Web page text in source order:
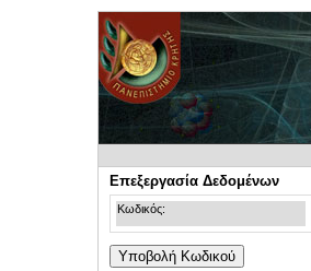
Επεξεργασία Δεδομένων
Κωδικός: